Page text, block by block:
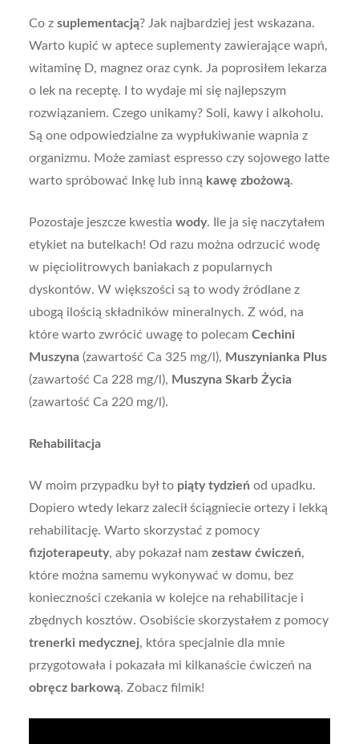
Co z suplementacją? Jak najbardziej jest wskazana.
Warto kupić w aptece suplementy zawierające wapń,
witaminę D, magnez oraz cynk. Ja poprosiłem lekarza
o lek na receptę. I to wydaje mi się najlepszym
rozwiązaniem. Czego unikamy? Soli, kawy i alkoholu.
Są one odpowiedzialne za wypłukiwanie wapnia z
organizmu. Może zamiast espresso czy sojowego latte
warto spróbować Inkę lub inną kawę zbożową.
Pozostaje jeszcze kwestia wody. Ile ja się naczytałem
etykiet na butelkach! Od razu można odrzucić wodę
w pięciolitrowych baniakach z popularnych
dyskontów. W większości są to wody źródlane z
ubogą ilością składników mineralnych. Z wód, na
które warto zwrócić uwagę to polecam Cechini
Muszyna(zawartość Ca 325 mg/l), Muszynianka Plus
(zawartość Ca 228 mg/l), Muszyna Skarb Życia
(zawartość Ca 220 mg/l).
Rehabilitacja
W moim przypadku był to piąty tydzień od upadku.
Dopiero wtedy lekarz zalecił ściągniecie ortezy i lekką
rehabilitację. Warto skorzystać z pomocy
fizjoterapeuty, aby pokazał nam zestaw ćwiczeń,
które można samemu wykonywać w domu, bez
konieczności czekania w kolejce na rehabilitacje i
zbędnych kosztów. Osobiście skorzystałem z pomocy
trenerki medycznej, która specjalnie dla mnie
przygotowała i pokazała mi kilkanaście ćwiczeń na
obręcz barkową. Zobacz filmik!